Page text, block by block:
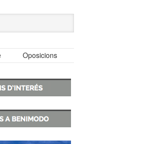
Oposicions